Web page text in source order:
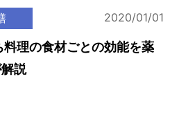
2020/01/01
理の食材ごとの効能を薬
説